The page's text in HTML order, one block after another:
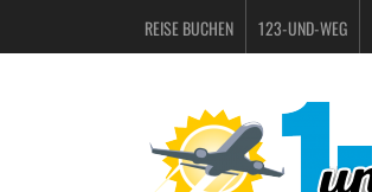
REISE BUCHEN 123-UND-WEG